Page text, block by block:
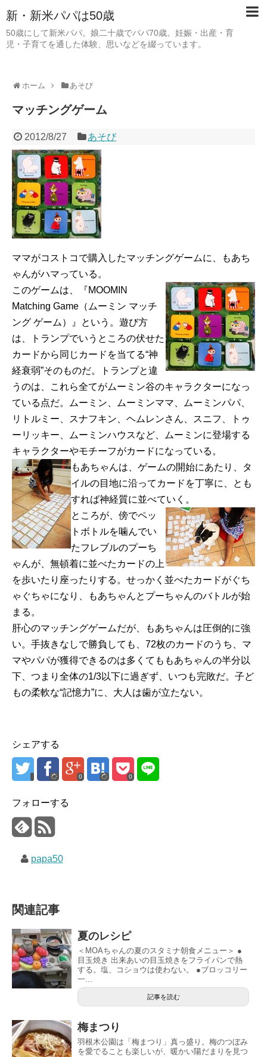
新・新米パパは50歳
50歳にして新米パパ。娘二十歳でパパ70歳。妊娠・出産・育
児・子育てを通した体験、思いなどを綴っています。
ホーム あそび
マッチングゲーム
2012/8/27 あそび
ママがコストコで購入したマッチングゲームに、もあち
ゃんがハマっている。
このゲームは、『MOOMIN
Matching Game（ムーミン マッチ
ング ゲーム）』という。遊び方
は、トランプでいうところの伏せた
カードから同じカードを当てる“神
経衰弱”そのものだ。トランプと違
うのは、これら全てがムーミン谷のキャラクターになっ
ている点だ。ムーミン、ムーミンママ、ムーミンパパ、
リトルミー、スナフキン、ヘムレンさん、スニフ、トゥ
ーリッキー、ムーミンハウスなど、ムーミンに登場する
キャラクターやモチーフがカードになっている。
もあちゃんは、ゲームの開始にあたり、タ
イルの目地に沿ってカードを丁寧に、とも
すれば神経質に並べていく。
ところが、傍でペッ
トボトルを噛んでい
たフレブルのプーち
ゃんが、無頓着に並べたカードの上
を歩いたり座ったりする。せっかく並べたカードがぐち
ゃぐちゃになり、もあちゃんとプーちゃんのバトルが始
まる。
肝心のマッチングゲームだが、もあちゃんは圧倒的に強
い。手抜きなしで勝負しても、72枚のカードのうち、マ
マやパパが獲得できるのは多くてももあちゃんの半分以
下、つまり全体の1/3以下に過ぎず、いつも完敗だ。子ど
もの柔軟な“記憶力”に、大人は歯が立たない。
シェアする
0 0
フォローする
papa50
関連記事
夏のレシピ
＜MOAちゃんの夏のスタミナ朝食メニュー＞ ●
目玉焼き 出来あいの目玉焼きをフライパンで熱
する。塩、コショウは使わない。 ●ブロッコリー
一...
記事を読む
梅まつり
羽根木公園は「梅まつり」真っ盛り。梅のつぼみ
を愛でることも楽しいが、暖かい陽だまりを見つ